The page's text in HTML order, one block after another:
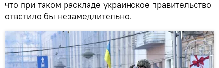
что при таком раскладе украинское правительство
ответило бы незамедлительно.